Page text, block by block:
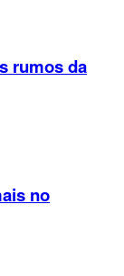
rumos da
no